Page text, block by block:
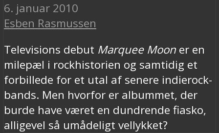
6. januar 2010
Esben Rasmussen
Televisions debut Marquee Moon er en
milepæl i rockhistorien og samtidig et
forbillede for et utal af senere indierock-
bands. Men hvorfor er albummet, der
burde have været en dundrende fiasko,
alligevel så umådeligt vellykket?